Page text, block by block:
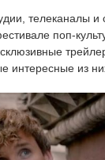
телеканалы и
поп-
интересные из